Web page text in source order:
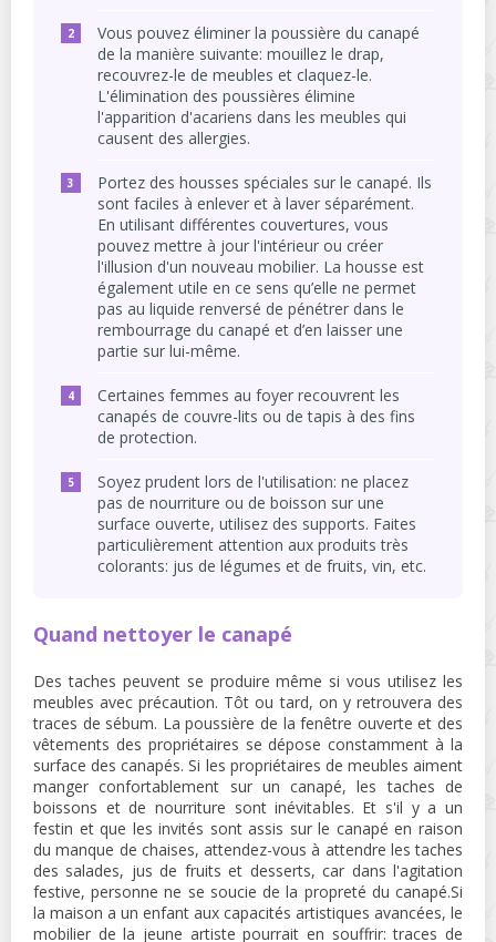
Vous pouvez éliminer la poussière du canapé
de la manière suivante: mouillez le drap,
recouvrez-le de meubles et claquez-le.
L'élimination des poussières élimine
l'apparition d'acariens dans les meubles qui
causent des allergies.
Portez des housses spéciales sur le canapé. Ils
sont faciles à enlever et à laver séparément.
En utilisant différentes couvertures, vous
pouvez mettre à jour l'intérieur ou créer
l'illusion d'un nouveau mobilier. La housse est
également utile en ce sens qu’elle ne permet
pas au liquide renversé de pénétrer dans le
rembourrage du canapé et d’en laisser une
partie sur lui-même.
Certaines femmes au foyer recouvrent les
canapés de couvre-lits ou de tapis à des fins
de protection.
Soyez prudent lors de l'utilisation: ne placez
pas de nourriture ou de boisson sur une
surface ouverte, utilisez des supports. Faites
particulièrement attention aux produits très
colorants: jus de légumes et de fruits, vin, etc.
Quand nettoyer le canapé
Des taches peuvent se produire même si vous utilisez les
meubles avec précaution. Tôt ou tard, on y retrouvera des
traces de sébum. La poussière de la fenêtre ouverte et des
vêtements des propriétaires se dépose constamment à la
surface des canapés. Si les propriétaires de meubles aiment
manger confortablement sur un canapé, les taches de
boissons et de nourriture sont inévitables. Et s'il y a un
festin et que les invités sont assis sur le canapé en raison
du manque de chaises, attendez-vous à attendre les taches
des salades, jus de fruits et desserts, car dans l'agitation
festive, personne ne se soucie de la propreté du canapé.Si
la maison a un enfant aux capacités artistiques avancées, le
mobilier de la jeune artiste pourrait en souffrir: traces de